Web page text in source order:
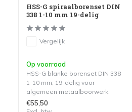
HSS-G spiraalborenset DIN
338 1-10 mm 19-delig
Vergelijk
Op voorraad
HSS-G blanke borenset DIN 338
1-10 mm, 19-delig voor
algemeen metaalboorwerk.
€55,50